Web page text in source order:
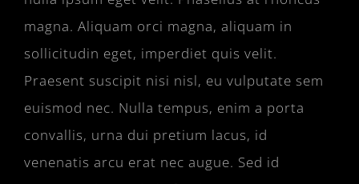
magna. Aliquam orci magna, aliquam in
sollicitudin eget, imperdiet quis velit.
Praesent suscipit nisi nisl, eu vulputate sem
euismod nec. Nulla tempus, enim a porta
convallis, urna dui pretium lacus, id
venenatis arcu erat nec augue. Sed id